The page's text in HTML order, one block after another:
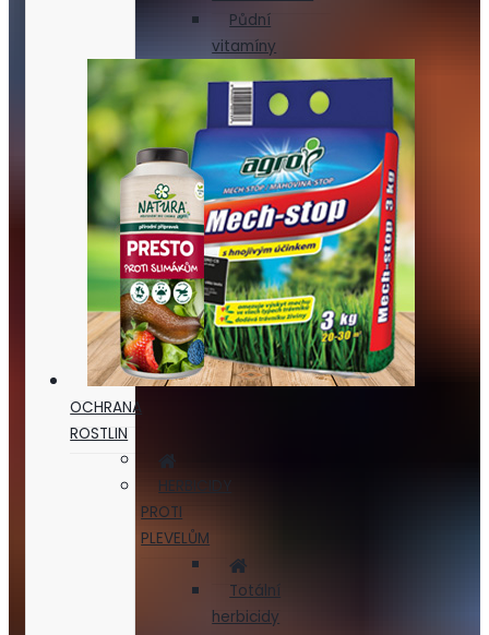
Půdní
vitamíny
OCHRANA
ROSTLIN
HERBICIDY
PROTI
PLEVELŮM
Totální
herbicidy